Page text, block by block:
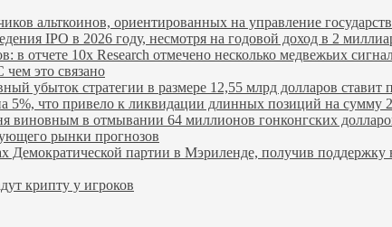
альткоинов, ориентированных на управление
IPO в 2026 году, несмотря на годовой доход в 2
в отчете 10x Research отмечено несколько медвежьих
чем это связано
убыток стратегии в размере 12,55 млрд долларов ставит
5%, что привело к ликвидации длинных позиций на сумму
виновным в отмывании 64 миллионов гонконгских
рынки прогнозов
партии в Мэриленде, получив
крипту у игроков